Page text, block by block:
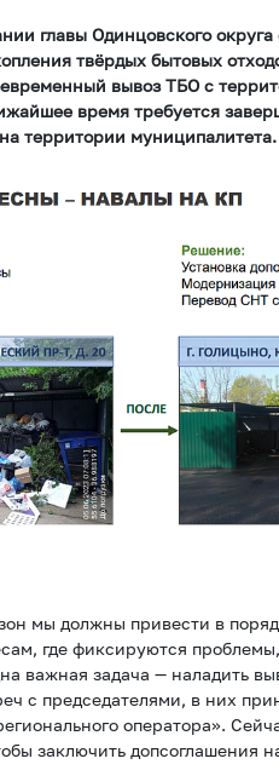
главы Одинцовского округа
твёрдых бытовых
вывоз ТБО с
время требуется
территории муниципалитета.
мы должны привести в
где фиксируются
важная задача — наладить
с председателями, в них
оператора».
заключить допсоглашения